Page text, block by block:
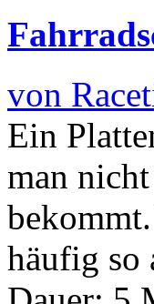
von
Ein
man
häufig so